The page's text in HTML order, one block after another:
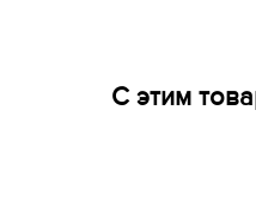
С этим